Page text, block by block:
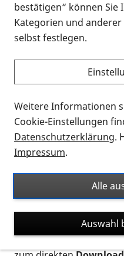
Alle
Formaten an einem
Sie möchten wissen,
suchen und dieses
können? Schauen Sie
Thema Infomaterial auf
für blinde und
Auf dieser Seite finden
Ort. Nutzen Sie den
nach Flyern und
suchen. Die meisten
verschiedenen
postalischen
bestätigen“ können Sie
Kategorien und
selbst festlegen.
Weitere Informationen
Cookie-Einstellungen
Datenschutzerklärung.
Impressum.
Alle
Auswahl